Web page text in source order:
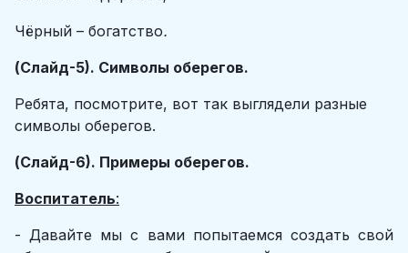
Чёрный – богатство.
(Слайд-5). Символы оберегов.
Ребята, посмотрите, вот так выглядели разные
символы оберегов.
(Слайд-6). Примеры оберегов.
Воспитатель:
- Давайте мы с вами попытаемся создать свой